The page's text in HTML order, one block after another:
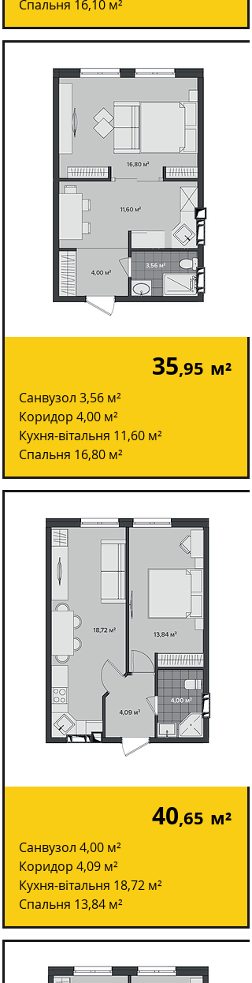
Спальня 16,10 м²
35,95 м²
Санвузол 3,56 м²
Коридор 4,00 м²
Кухня-вітальня 11,60 м²
Спальня 16,80 м²
40,65 м²
Санвузол 4,00 м²
Коридор 4,09 м²
Кухня-вітальня 18,72 м²
Спальня 13,84 м²